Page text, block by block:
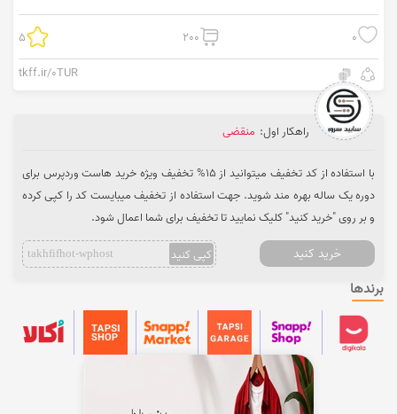
0
200
5
tkff.ir/0TUR
راهکار اول: منقضی
با استفاده از کد تخفیف میتوانید از 15% تخفیف ویژه خرید هاست وردپرس برای
دوره یک ساله بهره مند شوید. جهت استفاده از تخفیف میبایست کد را کپی کرده
و بر روی "خرید کنید" کلیک نمایید تا تخفیف برای شما اعمال شود.
خرید کنید کپی کنید takhfifhot-wphost
برندها